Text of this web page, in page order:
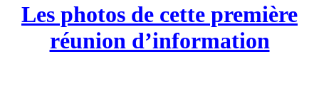
Les photos de cette première
réunion d’information